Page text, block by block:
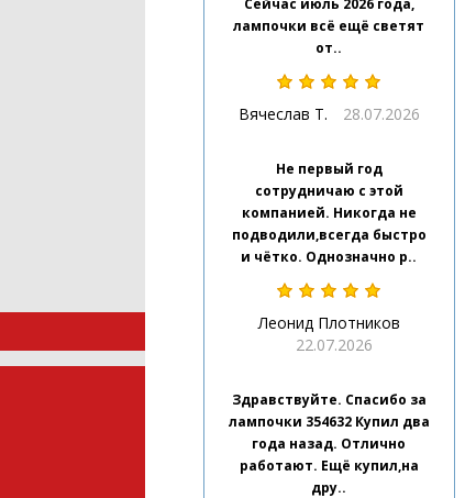
Сейчас июль 2026 года,
лампочки всё ещё светят
от..
Вячеслав Т. 28.07.2026
Не первый год
сотрудничаю с этой
компанией. Никогда не
подводили,всегда быстро
и чётко. Однозначно р..
Леонид Плотников
22.07.2026
Здравствуйте. Спасибо за
лампочки 354632 Купил два
года назад. Отлично
работают. Ещё купил,на
дру..